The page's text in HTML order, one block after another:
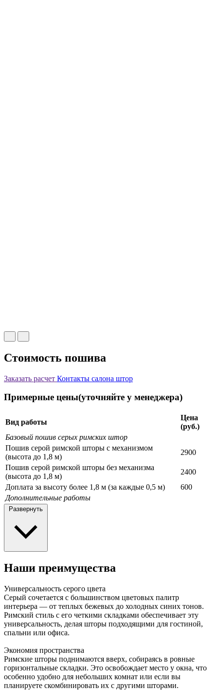
Стоимость пошива
Заказать расчет Контакты салона штор
Примерные цены(уточняйте у менеджера)
Вид работы
Цена
(руб.)
Базовый пошив серых римских штор
Пошив серой римской шторы с механизмом
(высота до 1,8 м)
2900
Пошив серой римской шторы без механизма
(высота до 1,8 м)
2400
Доплата за высоту более 1,8 м (за каждые 0,5 м)
600
Дополнительные работы
Развернуть
Наши преимущества
Универсальность серого цвета
Серый сочетается с большинством цветовых палитр
интерьера — от теплых бежевых до холодных синих тонов.
Римский стиль с его четкими складками обеспечивает эту
универсальность, делая шторы подходящими для гостиной,
спальни или офиса.
Экономия пространства
Римские шторы поднимаются вверх, собираясь в ровные
горизонтальные складки. Это освобождает место у окна, что
особенно удобно для небольших комнат или если вы
планируете скомбинировать их с другими шторами.